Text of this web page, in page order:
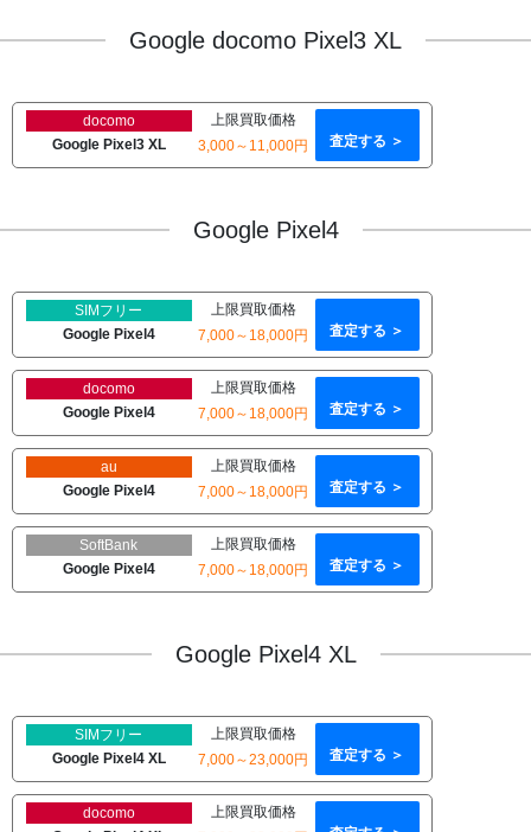
Google docomo Pixel3 XL
docomo
Google Pixel3 XL
上限買取価格
3,000～11,000円
査定する ＞
Google Pixel4
SIMフリー
Google Pixel4
上限買取価格
7,000～18,000円
査定する ＞
docomo
Google Pixel4
上限買取価格
7,000～18,000円
査定する ＞
au
Google Pixel4
上限買取価格
7,000～18,000円
査定する ＞
SoftBank
Google Pixel4
上限買取価格
7,000～18,000円
査定する ＞
Google Pixel4 XL
SIMフリー
Google Pixel4 XL
上限買取価格
7,000～23,000円
査定する ＞
docomo
上限買取価格